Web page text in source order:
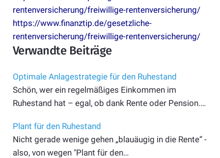
rentenversicherung/freiwillige-rentenversicherung/
https://www.finanztip.de/gesetzliche-
rentenversicherung/freiwillige-rentenversicherung/
Verwandte Beiträge
Optimale Anlagestrategie für den Ruhestand
Schön, wer ein regelmäßiges Einkommen im
Ruhestand hat – egal, ob dank Rente oder Pension.…
Plant für den Ruhestand
Nicht gerade wenige gehen „blauäugig in die Rente“ -
also, von wegen "Plant für den…